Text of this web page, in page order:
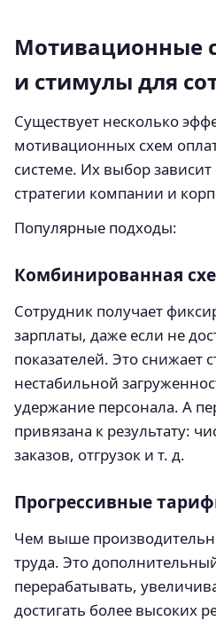
Мотивационные
и стимулы для
Существует несколько
мотивационных схем
системе. Их выбор зависит
стратегии компании и
Популярные подходы:
Комбинированная
Сотрудник получает
зарплаты, даже если не
показателей. Это снижает
нестабильной
удержание персонала. А
привязана к результату:
заказов, отгрузок и т. д.
Прогрессивные
Чем выше
труда. Это
перерабатывать,
достигать более высоких